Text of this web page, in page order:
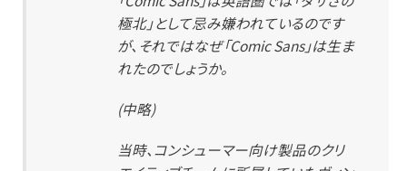
極北」として忌み嫌われているのです
が、それではなぜ「Comic Sans」は生ま
れたのでしょうか。
(中略)
当時、コンシューマー向け製品のクリ